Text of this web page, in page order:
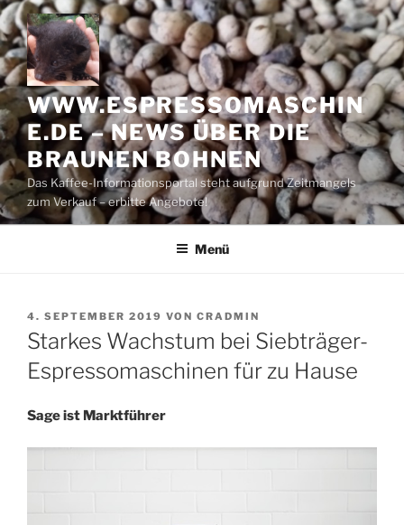
Zum
Inhalt
springen
WWW.ESPRESSOMASCHIN
E.DE – NEWS ÜBER DIE
BRAUNEN BOHNEN
Das Kaffee-Informationsportal steht aufgrund Zeitmangels
zum Verkauf – erbitte Angebote!
Menü
VERÖFFENTLICHT
AM
4. SEPTEMBER 2019 VON CRADMIN
Starkes Wachstum bei Siebträger-
Espressomaschinen für zu Hause
Sage ist Marktführer